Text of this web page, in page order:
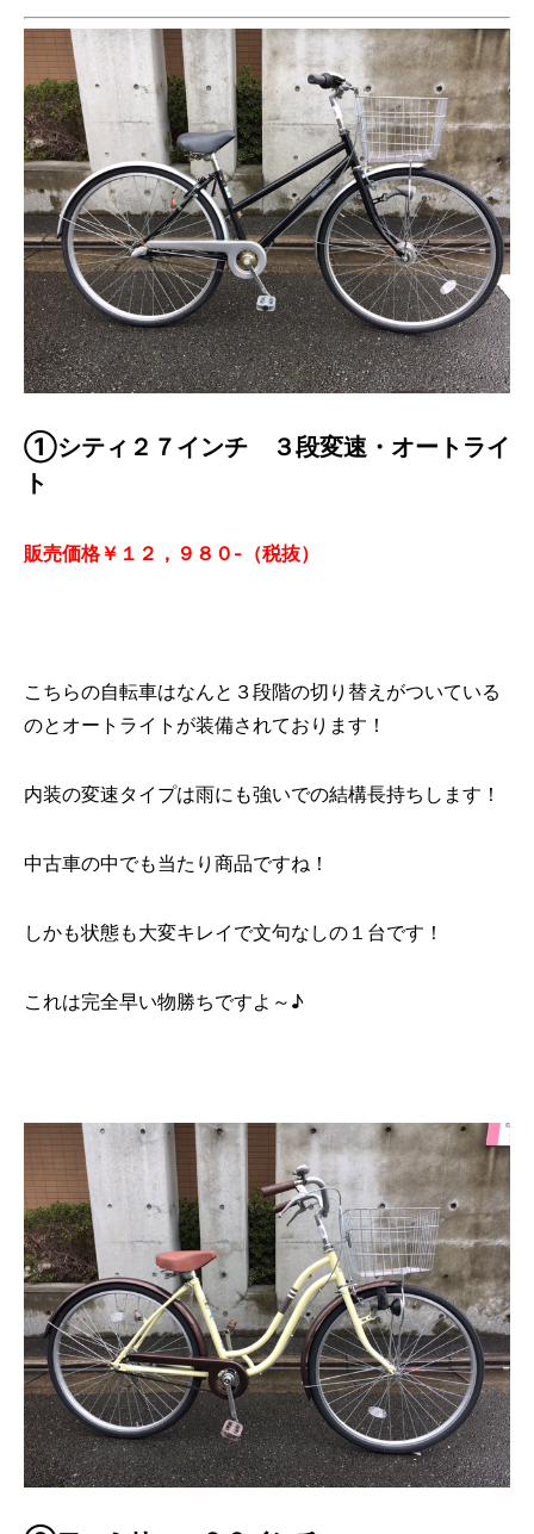
①シティ２７インチ ３段変速・オートライ
ト
販売価格￥１２，９８０-（税抜）
こちらの自転車はなんと３段階の切り替えがついている
のとオートライトが装備されております！
内装の変速タイプは雨にも強いでの結構長持ちします！
中古車の中でも当たり商品ですね！
しかも状態も大変キレイで文句なしの１台です！
これは完全早い物勝ちですよ～♪